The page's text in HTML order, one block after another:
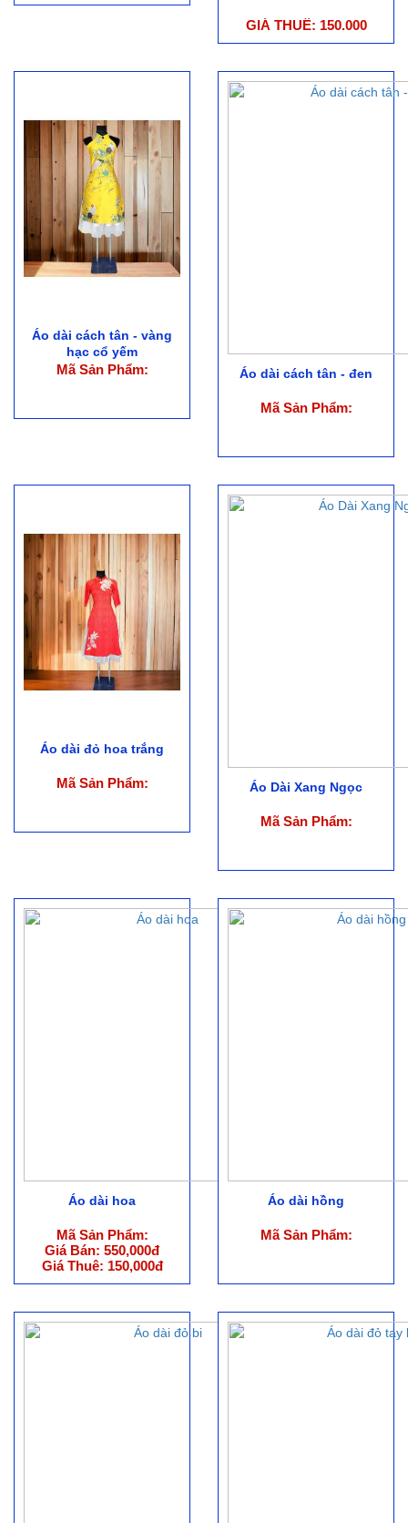
GIÁ THUÊ: 150.000
Áo dài cách tân - vàng
hạc cổ yếm
Mã Sản Phẩm: Áo dài cách tân - đen
Mã Sản Phẩm:
Áo dài đỏ hoa trắng
Mã Sản Phẩm: Áo Dài Xang Ngọc
Mã Sản Phẩm:
Áo dài hoa
Mã Sản Phẩm:
Giá Bán: 550,000đ
Giá Thuê: 150,000đ
Áo dài hồng
Mã Sản Phẩm: